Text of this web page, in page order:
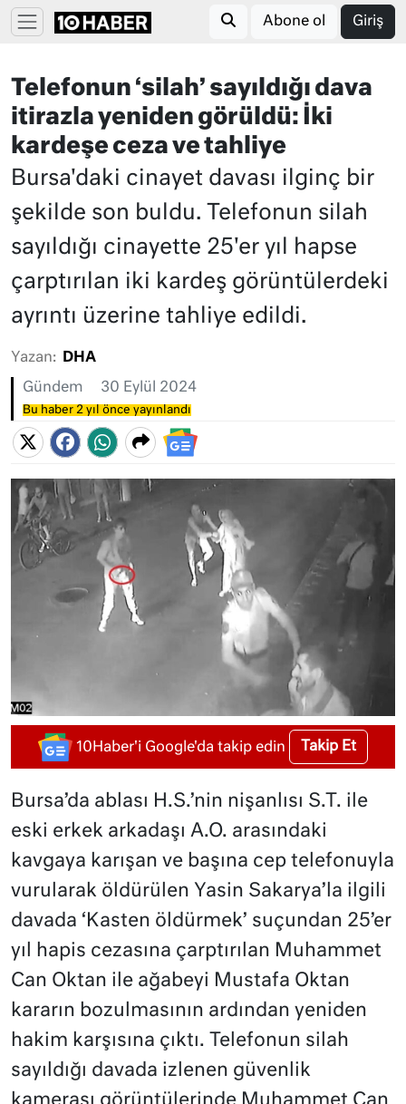
Abone ol Giriş
Telefonun ‘silah’ sayıldığı dava
itirazla yeniden görüldü: İki
kardeşe ceza ve tahliye
Bursa'daki cinayet davası ilginç bir
şekilde son buldu. Telefonun silah
sayıldığı cinayette 25'er yıl hapse
çarptırılan iki kardeş görüntülerdeki
ayrıntı üzerine tahliye edildi.
Yazan: DHA
Gündem 30 Eylül 2024
Bu haber 2 yıl önce yayınlandı
10Haber'i Google'da takip edin Takip Et
Bursa’da ablası H.S.’nin nişanlısı S.T. ile
eski erkek arkadaşı A.O. arasındaki
kavgaya karışan ve başına cep telefonuyla
vurularak öldürülen Yasin Sakarya’la ilgili
davada ‘Kasten öldürmek’ suçundan 25’er
yıl hapis cezasına çarptırılan Muhammet
Can Oktan ile ağabeyi Mustafa Oktan
kararın bozulmasının ardından yeniden
hakim karşısına çıktı. Telefonun silah
sayıldığı davada izlenen güvenlik